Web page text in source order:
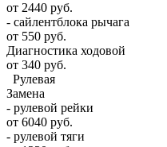
от 2440 руб.
- сайлентблока рычага
от 550 руб.
Диагностика ходовой
от 340 руб.
Рулевая
Замена
- рулевой рейки
от 6040 руб.
- рулевой тяги